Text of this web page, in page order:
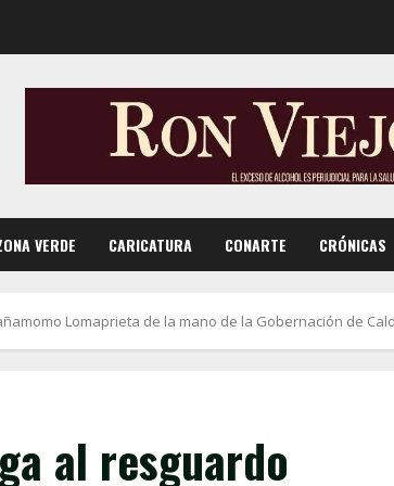
VERDE CARICATURA CONARTE CRÓNICAS
Lomaprieta de la mano de la Gobernación de
al resguardo